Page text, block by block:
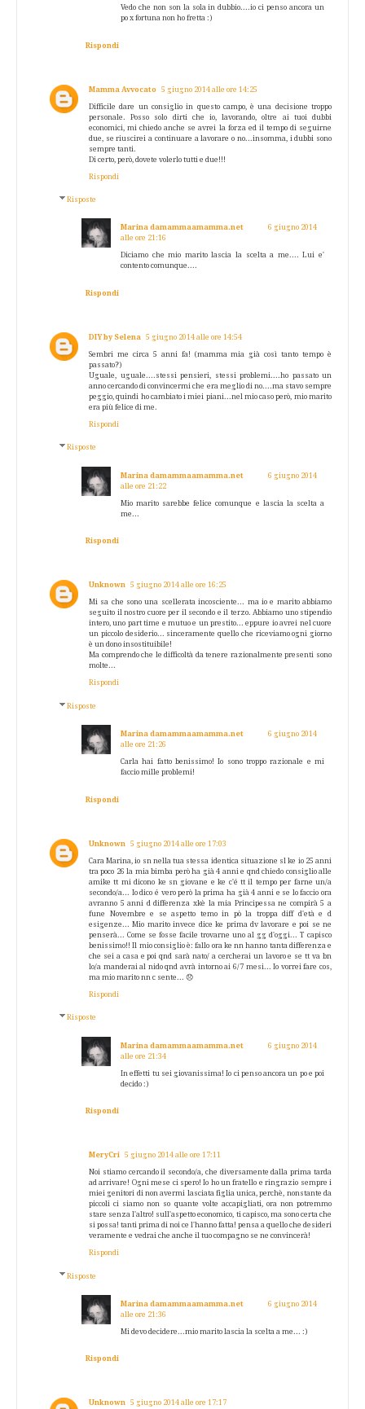
Vedo che non son la sola in dubbio....io ci penso ancora un
po x fortuna non ho fretta :)
Rispondi
Mamma Avvocato 5 giugno 2014 alle ore 14:25
Difficile dare un consiglio in questo campo, è una decisione troppo
personale. Posso solo dirti che io, lavorando, oltre ai tuoi dubbi
economici, mi chiedo anche se avrei la forza ed il tempo di seguirne
due, se riuscirei a continuare a lavorare o no...insomma, i dubbi sono
sempre tanti.
Di certo, però, dovete volerlo tutti e due!!!
Rispondi
Risposte
Marina damammaamamma.net
6 giugno 2014
alle ore 21:16
Diciamo che mio marito lascia la scelta a me.... Lui e'
contento comunque....
Rispondi
DIY by Selena 5 giugno 2014 alle ore 14:54
Sembri me circa 5 anni fa! (mamma mia già così tanto tempo è
passato?)
Uguale, uguale....stessi pensieri, stessi problemi....ho passato un
anno cercando di convincermi che era meglio di no....ma stavo sempre
peggio, quindi ho cambiato i miei piani...nel mio caso però, mio marito
era più felice di me.
Rispondi
Risposte
Marina damammaamamma.net
6 giugno 2014
alle ore 21:22
Mio marito sarebbe felice comunque e lascia la scelta a
me...
Rispondi
Unknown 5 giugno 2014 alle ore 16:25
Mi sa che sono una scellerata incosciente... ma io e marito abbiamo
seguito il nostro cuore per il secondo e il terzo. Abbiamo uno stipendio
intero, uno part time e mutuo e un prestito... eppure io avrei nel cuore
un piccolo desiderio... sinceramente quello che riceviamo ogni giorno
è un dono insostituibile!
Ma comprendo che le difficoltà da tenere razionalmente presenti sono
molte...
Rispondi
Risposte
Marina damammaamamma.net
6 giugno 2014
alle ore 21:26
Carla hai fatto benissimo! Io sono troppo razionale e mi
faccio mille problemi!
Rispondi
Unknown 5 giugno 2014 alle ore 17:03
Cara Marina, io sn nella tua stessa identica situazione sl ke io 25 anni
tra poco 26 la mia bimba però ha già 4 anni e qnd chiedo consiglio alle
amike tt mi dicono ke sn giovane e ke c'é tt il tempo per farne un/a
secondo/a... Io dico é vero però la prima ha già 4 anni e se lo faccio ora
avranno 5 anni d differenza xkè la mia Principessa ne compirà 5 a
fune Novembre e se aspetto temo in pò la troppa diff d'età e d
esigenze... Mio marito invece dice ke prima dv lavorare e poi se ne
penserà... Come se fosse facile trovarne uno al gg d'oggi... T capisco
benissimo!! Il mio consiglio è: fallo ora ke nn hanno tanta differenza e
che sei a casa e poi qnd sarà nato/ a cercherai un lavoro e se tt va bn
lo/a manderai al nido qnd avrà intorno ai 6/7 mesi... Io vorrei fare cos,
ma mio marito nn c sente... 😞
Rispondi
Risposte
Marina damammaamamma.net
6 giugno 2014
alle ore 21:34
In effetti tu sei giovanissima! Io ci penso ancora un po e poi
decido :)
Rispondi
MeryCri 5 giugno 2014 alle ore 17:11
Noi stiamo cercando il secondo/a, che diversamente dalla prima tarda
ad arrivare! Ogni mese ci spero! Io ho un fratello e ringrazio sempre i
miei genitori di non avermi lasciata figlia unica, perchè, nonstante da
piccoli ci siamo non so quante volte accapigliati, ora non potremmo
stare senza l'altro! sull'aspetto economico, ti capisco, ma sono certa che
si possa! tanti prima di noi ce l'hanno fatta! pensa a quello che desideri
veramente e vedrai che anche il tuo compagno se ne convincerà!
Rispondi
Risposte
Marina damammaamamma.net
6 giugno 2014
alle ore 21:36
Mi devo decidere...mio marito lascia la scelta a me... :)
Rispondi
Unknown 5 giugno 2014 alle ore 17:17